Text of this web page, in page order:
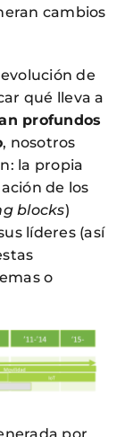
cambios
de
qué lleva a
profundos
, nosotros
la propia
de los
blocks)
líderes (así
o
por